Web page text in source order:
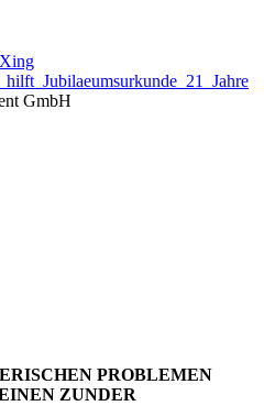
Xing
GmbH
PROBLEMEN
ZUNDER